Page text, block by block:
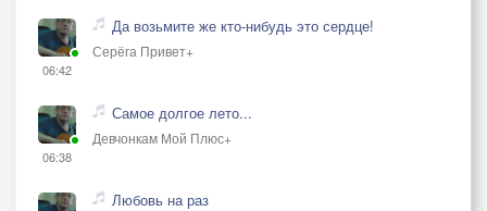
06:42
Да возьмите же кто-нибудь это сердце!
Серёга Привет+
06:38
Самое долгое лето...
Девчонкам Мой Плюс+
Любовь на раз